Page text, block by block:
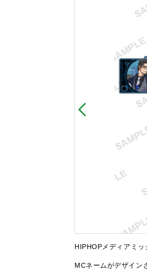
HIPHOPメディアミ
MCネームがデザイン